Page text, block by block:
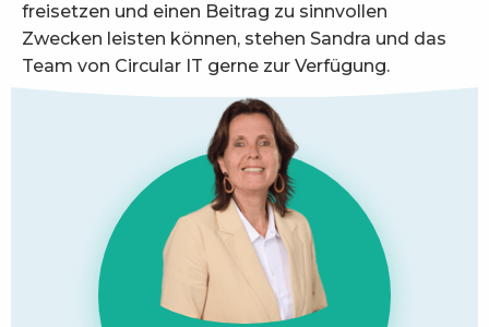
freisetzen und einen Beitrag zu sinnvollen
Zwecken leisten können, stehen Sandra und das
Team von Circular IT gerne zur Verfügung.